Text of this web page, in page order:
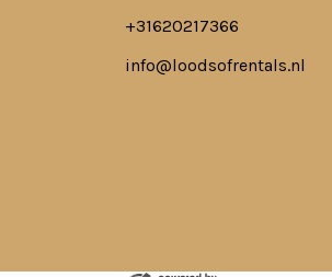
+31620217366
info@loodsofrentals.nl